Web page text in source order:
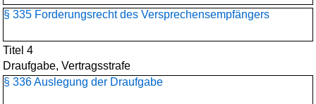
§ 335 Forderungsrecht des Versprechensempfängers
Titel 4
Draufgabe, Vertragsstrafe
§ 336 Auslegung der Draufgabe